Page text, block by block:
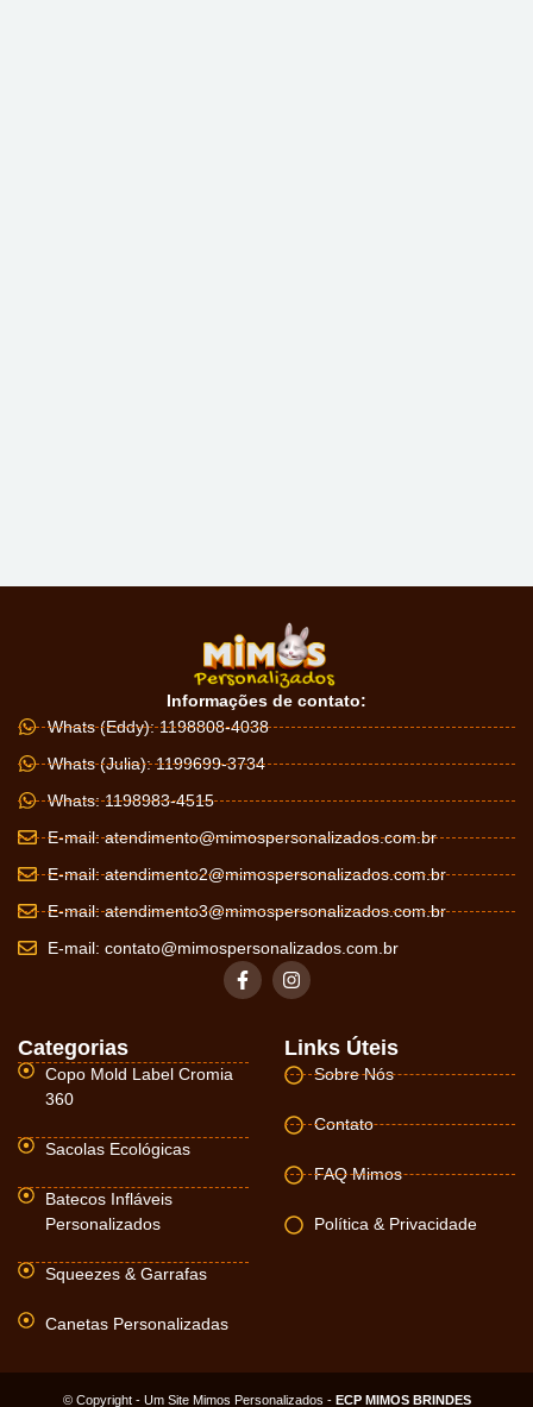
Informações de contato:
Whats (Eddy): 1198808-4038
Whats (Julia): 1199699-3734
Whats: 1198983-4515
E-mail:atendimento@mimospersonalizados.com.br
E-mail:atendimento2@mimospersonalizados.com.br
E-mail:atendimento3@mimospersonalizados.com.br
E-mail: contato@mimospersonalizados.com.br
Categorias
Copo Mold Label Cromia
360
Sacolas Ecológicas
Batecos Infláveis
Personalizados
Squeezes & Garrafas
Canetas Personalizadas
Links Úteis
Sobre Nós
Contato
FAQ Mimos
Política & Privacidade
© Copyright - Um Site Mimos Personalizados - ECP MIMOS BRINDES